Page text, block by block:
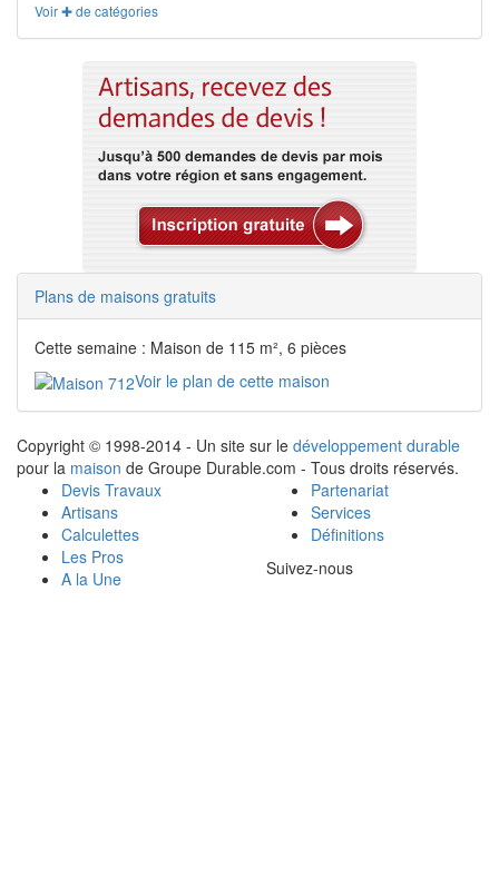
Voir ✚ de catégories
Plans de maisons gratuits
Cette semaine : Maison de 115 m², 6 pièces
Voir le plan de cette maison
Copyright © 1998-2014 - Un site sur le développement durable
pour la maison de Groupe Durable.com - Tous droits réservés.
Devis Travaux
Artisans
Calculettes
Les Pros
A la Une
Partenariat
Services
Définitions
Suivez-nous